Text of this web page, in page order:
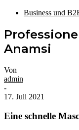
Business und
Anamsi
Von
admin
-
17. Juli 2021
Eine schnelle